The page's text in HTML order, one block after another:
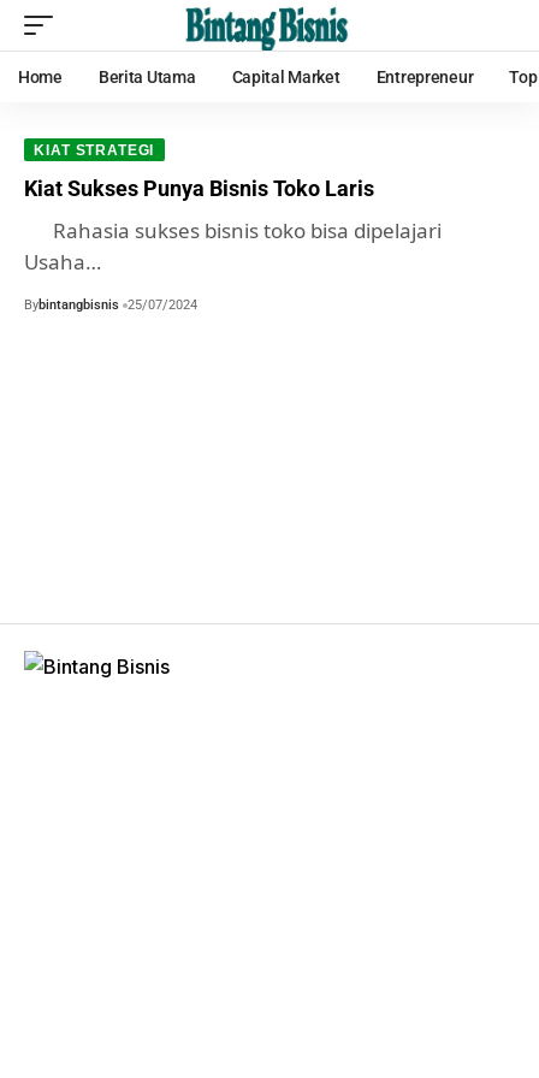
Home Berita Utama Capital Market Entrepreneur
KIAT STRATEGI
Kiat Sukses Punya Bisnis Toko Laris
Rahasia sukses bisnis toko bisa dipelajari
Usaha…
Bybintangbisnis 25/07/2024